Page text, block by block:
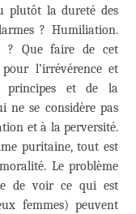
plutôt la dureté des
? Humiliation.
? Que faire de cet
l’irrévérence et
principes et de la
ne se considère pas
et à la perversité.
puritaine, tout est
Le problème
de voir ce qui est
femmes) peuvent